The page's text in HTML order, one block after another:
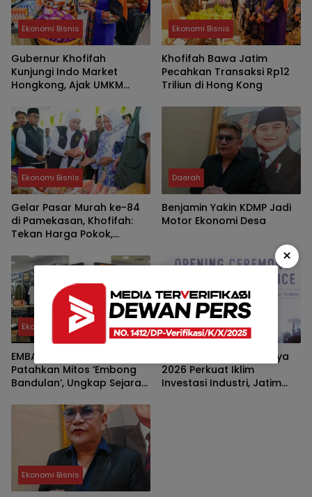
Ekonomi Bisnis
Gubernur Khofifah
Kunjungi Indo Market
Hongkong, Ajak UMKM
Dunia
Ekonomi Bisnis
Khofifah Bawa Jatim
Pecahkan Transaksi Rp12
Triliun di Hong Kong
Ekonomi Bisnis
Gelar Pasar Murah ke-84
di Pamekasan, Khofifah:
Tekan Harga Pokok,
UMKM
Daerah
Benjamin Yakin KDMP Jadi
Motor Ekonomi Desa
Ekonomi Bisnis
EMBA Buka Suara!
Patahkan Mitos ‘Embong
Bandulan’, Ungkap Sejarah
Malang
Ekonomi Bisnis
Manufacturing Surabaya
2026 Perkuat Iklim
Investasi Industri, Jatim
Ekonomi Bisnis
×